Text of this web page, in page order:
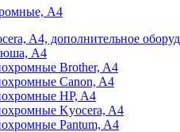
А4
A4, дополнительное
А4
Brother, A4
Canon, A4
HP, A4
Kyocera, A4
Pantum, A4